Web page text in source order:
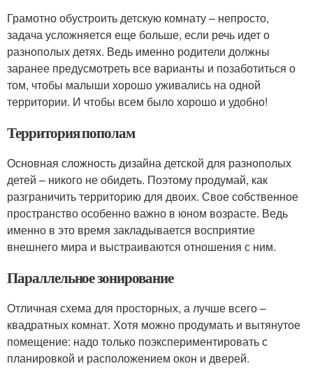
Грамотно обустроить детскую комнату – непросто,
задача усложняется еще больше, если речь идет о
разнополых детях. Ведь именно родители должны
заранее предусмотреть все варианты и позаботиться о
том, чтобы малыши хорошо уживались на одной
территории. И чтобы всем было хорошо и удобно!
Территория пополам
Основная сложность дизайна детской для разнополых
детей – никого не обидеть. Поэтому продумай, как
разграничить территорию для двоих. Свое собственное
пространство особенно важно в юном возрасте. Ведь
именно в это время закладывается восприятие
внешнего мира и выстраиваются отношения с ним.
Параллельное зонирование
Отличная схема для просторных, а лучше всего –
квадратных комнат. Хотя можно продумать и вытянутое
помещение: надо только поэкспериментировать с
планировкой и расположением окон и дверей.